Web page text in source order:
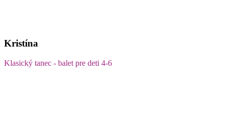
Kristína
Klasický tanec - balet pre deti 4-6